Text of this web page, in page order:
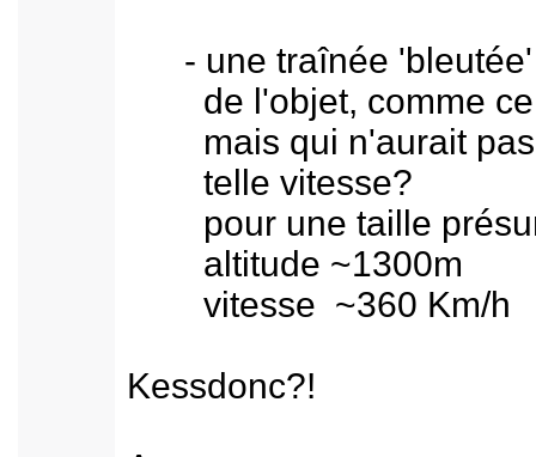
- une traînée 'bleutée'
de l'objet, comme
mais qui n'aurait pas
telle vitesse?
pour une taille
altitude ~1300m
vitesse ~360 Km/h
Kessdonc?!